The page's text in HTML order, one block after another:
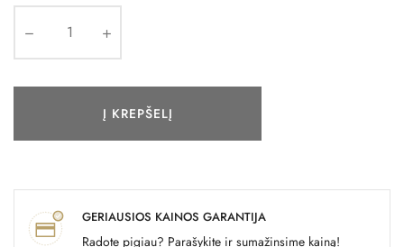
Į KREPŠELĮ
GERIAUSIOS KAINOS GARANTIJA
Radote pigiau? Parašykite ir sumažinsime kainą!